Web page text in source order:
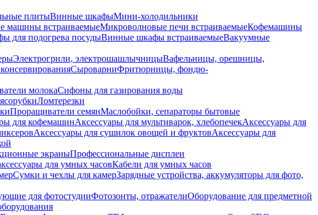
плитыВинные шкафыМини-холодильники
машины встраиваемыеМикроволновые печи встраиваемыеКофемашины
для подогрева посудыВинные шкафы встраиваемыеВакуумные
Электрогрили, электрошашлычницыВафельницы, орешницы,
СыроварниФритюрницы, фондю-
молокаСифоны для газирования воды
Ломтерезки
Проращиватели семянМаслобойки, сепараторы бытовые
для кофемашинАксессуары для мультиварок, хлебопечекАксессуары для
Аксессуары для сушилок овощей и фруктовАксессуары для
экраныПрофессиональные дисплеи
для умных часовКабели для умных часов
Сумки и чехлы для камерЗарядные устройства, аккумуляторы для фото,
для фотостудииФотозонты, отражателиОборудование для предметной